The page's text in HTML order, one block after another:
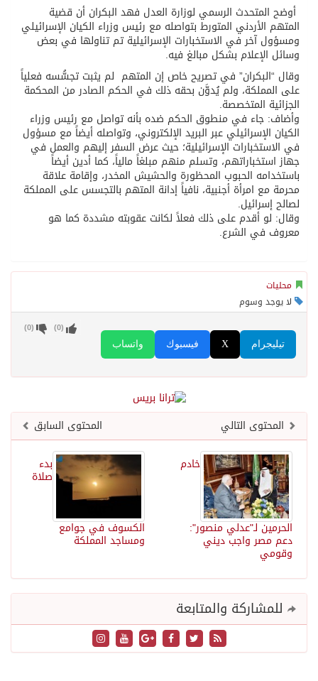
أوضح المتحدث الرسمي لوزارة العدل فهد البكران أن قضية
المتهم الأردني المتورط بتواصله مع رئيس وزراء الكيان الإسرائيلي
ومسؤول آخر في الاستخبارات الإسرائيلية تم تناولها في بعض
وسائل الإعلام بشكل مبالغ فيه.
وقال “البكران” في تصريح خاص إن المتهم لم يثبت تجسُّسه فعلياً
على المملكة، ولم يُدوَّن بحقه ذلك في الحكم الصادر من المحكمة
الجزائية المتخصصة.
وأضاف: جاء في منطوق الحكم ضده بأنه تواصل مع رئيس وزراء
الكيان الإسرائيلي عبر البريد الإلكتروني، وتواصله أيضاً مع مسؤول
في الاستخبارات الإسرائيلية؛ حيث عرض السفر إليهم والعمل في
جهاز استخباراتهم، وتسلم منهم مبلغاً مالياً، كما أدين أيضاً
باستخدامه الحبوب المحظورة والحشيش المخدر، وإقامة علاقة
محرمة مع امرأة أجنبية، نافياً إدانة المتهم بالتجسس على المملكة
لصالح إسرائيل.
وقال: لو أقدم على ذلك فعلاً لكانت عقوبته مشددة كما هو
معروف في الشرع.
محليات
لا يوجد وسوم
واتساب فيسبوك X تيليجرام
(
0
) (
0
)
المحتوى السابق
المحتوى التالي
بدء
صلاة
الكسوف في جوامع
ومساجد المملكة
خادم
الحرمين لـ"عدلي منصور":
دعم مصر واجب ديني
وقومي
للمشاركة والمتابعة